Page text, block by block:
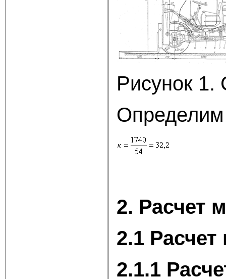
Рисунок 1.
2. Расчет
2.1
2.1.1